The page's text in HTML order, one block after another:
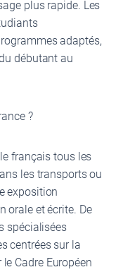
plus rapide. Les
adaptés,
débutant au
?
français tous les
les transports ou
exposition
orale et écrite. De
spécialisées
centrées sur la
Cadre Européen